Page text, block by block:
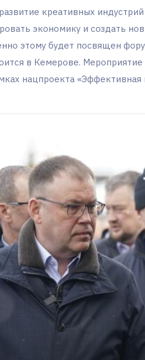
креативных
экономику и создать
этому будет посвящен
в Кемерове.
нацпроекта